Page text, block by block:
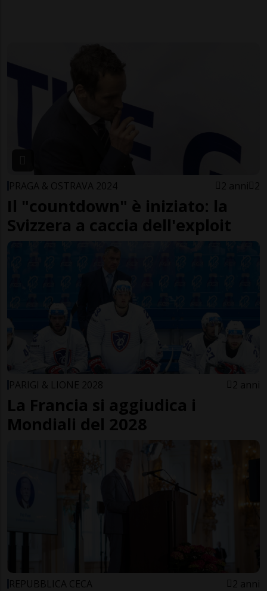
PRAGA & OSTRAVA 2024 2 anni 2
Il "countdown" è iniziato: la
Svizzera a caccia dell'exploit
PARIGI & LIONE 2028 2 anni
La Francia si aggiudica i
Mondiali del 2028
REPUBBLICA CECA 2 anni